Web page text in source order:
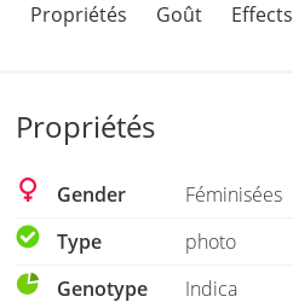
Propriétés Goût Effects
Propriétés
Gender
Féminisées
Type
photo
Genotype
Indica